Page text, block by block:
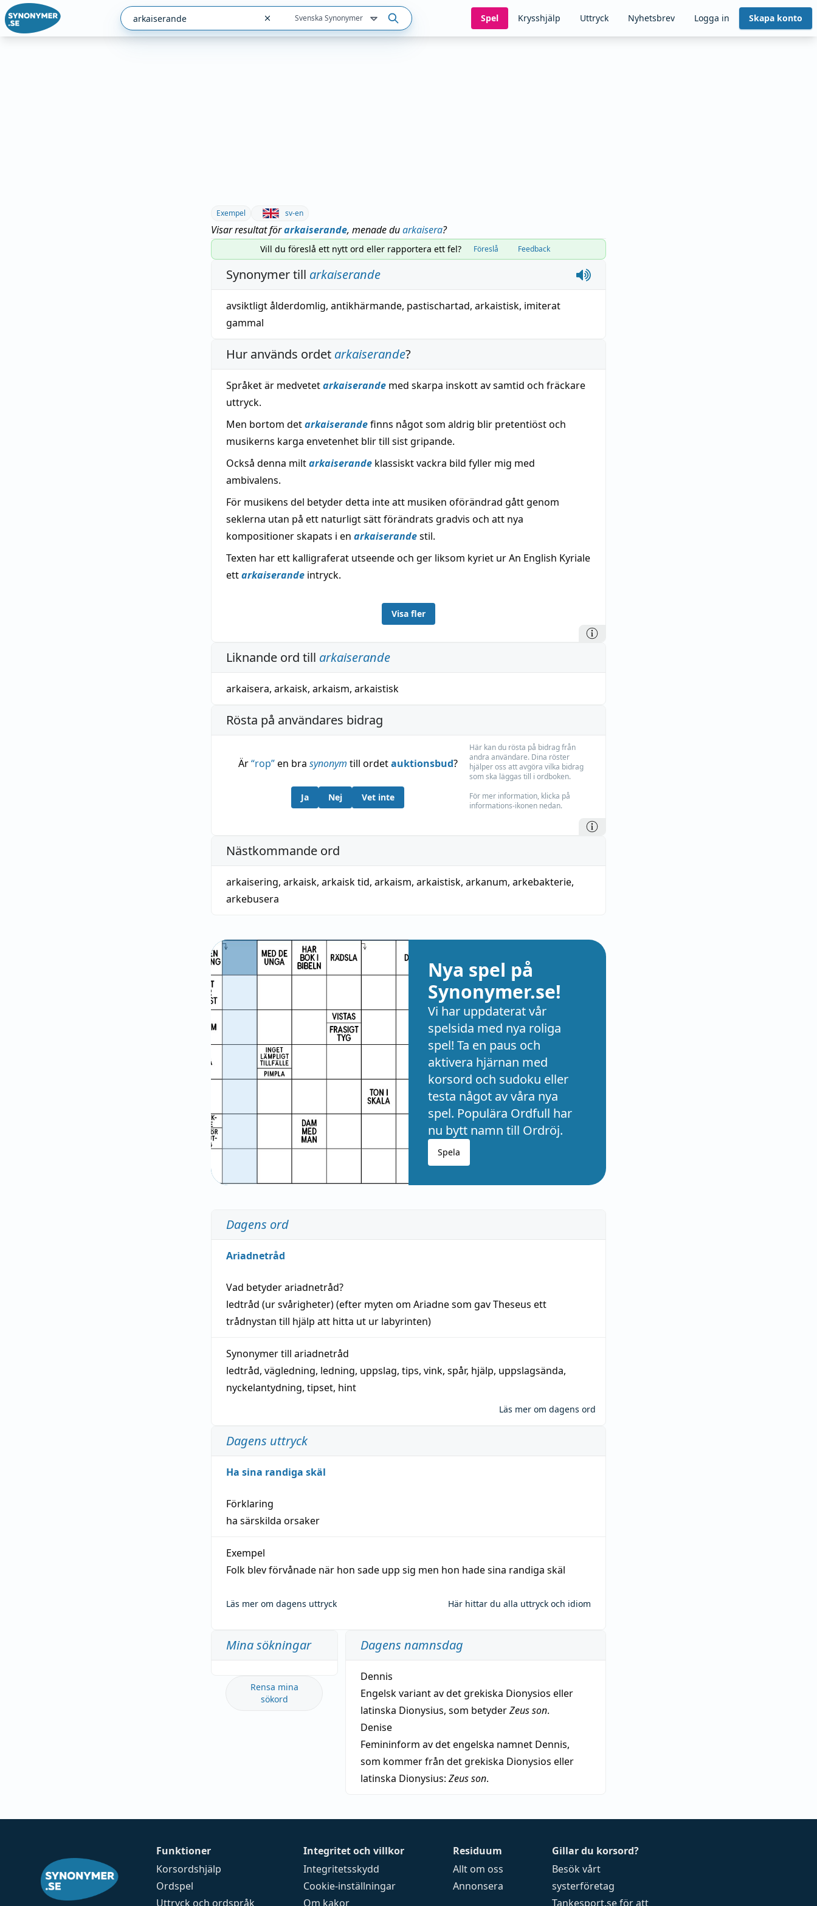
Svenska Synonymer Spel Krysshjälp Uttryck Nyhetsbrev Logga in Skapa konto
Exempel sv-en
Visar resultat förarkaiserande, menade duarkaisera?
Vill du föreslå ett nytt ord eller rapportera ett fel? Föreslå Feedback
Synonymer till arkaiserande
avsiktligt ålderdomlig, antikhärmande, pastischartad, arkaistisk, imiterat
gammal
Hur används ordet arkaiserande?
Språket är medvetetarkaiserande med skarpa inskott av samtid och fräckare
uttryck.
Men bortom detarkaiserandefinns något som aldrig blir pretentiöst och
musikerns karga envetenhet blir till sist gripande.
Också denna miltarkaiserande klassiskt vackra bild fyller mig med
ambivalens.
För musikens del betyder detta inte att musiken oförändrad gått genom
seklerna utan på ett naturligt sätt förändrats gradvis och att nya
kompositioner skapats i en arkaiserandestil.
Texten har ett kalligraferat utseende och ger liksom kyriet ur An English Kyriale
ettarkaiserande intryck.
Visa fler
Liknande ord till arkaiserande
arkaisera, arkaisk, arkaism, arkaistisk
Rösta på användares bidrag
Är“rop”en bra synonym till ordetauktionsbud?
Ja Nej Vet inte
Här kan du rösta på bidrag från
andra användare. Dina röster
hjälper oss att avgöra vilka bidrag
som ska läggas till i ordboken.
För mer information, klicka på
informations-ikonen nedan.
Nästkommande ord
arkaisering, arkaisk, arkaisk tid, arkaism, arkaistisk, arkanum, arkebakterie,
arkebusera
Nya spel på
Synonymer.se!
Vi har uppdaterat vår
spelsida med nya roliga
spel! Ta en paus och
aktivera hjärnan med
korsord och sudoku eller
testa något av våra nya
spel. Populära Ordfull har
nu bytt namn till Ordröj.
Spela
Dagens ord
Ariadnetråd
Vad betyderariadnetråd?
ledtråd (ur svårigheter) (efter myten om Ariadne som gav Theseus ett
trådnystan till hjälp att hitta ut ur labyrinten)
Synonymer till ariadnetråd
ledtråd, vägledning, ledning, uppslag, tips, vink, spår, hjälp, uppslagsända,
nyckelantydning, tipset, hint
Läs mer om dagens ord
Dagens uttryck
Ha sina randiga skäl
Förklaring
ha särskilda orsaker
Exempel
Folk blev förvånade när hon sade upp sig men hon hade sina randiga skäl
Läs mer om dagens uttryck Här hittar du alla uttryck och idiom
Mina sökningar
Rensa mina
sökord
Dagens namnsdag
Dennis
Engelsk variant av det grekiska Dionysios eller
latinska Dionysius, som betyderZeus son.
Denise
Femininform av det engelska namnet Dennis,
som kommer från det grekiska Dionysios eller
latinska Dionysius: Zeus son.
Funktioner
Korsordshjälp
Ordspel
Uttryck och ordspråk
Integritet och villkor
Integritetsskydd
Cookie-inställningar
Om kakor
Residuum
Allt om oss
Annonsera
Gillar du korsord?
Besök vårt
systerföretag
Tankesport.seför att